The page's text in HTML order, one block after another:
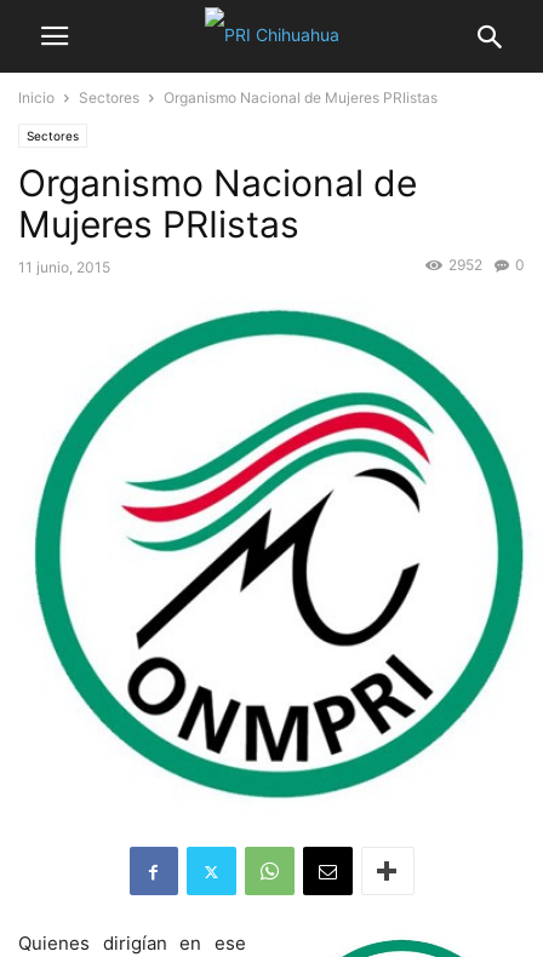
Inicio Sectores Organismo Nacional de Mujeres PRIistas
Sectores
Organismo Nacional de
Mujeres PRIistas
11 junio, 2015 0
2952
Quienes dirigían en ese